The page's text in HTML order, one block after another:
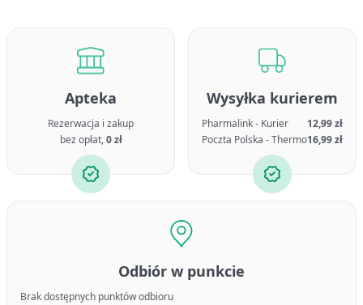
Apteka
Rezerwacja i zakup
bez opłat,0 zł
Wysyłka kurierem
Pharmalink - Kurier
12,99 zł
Poczta Polska - Thermo16,99 zł
Odbiór w punkcie
Brak dostępnych punktów odbioru